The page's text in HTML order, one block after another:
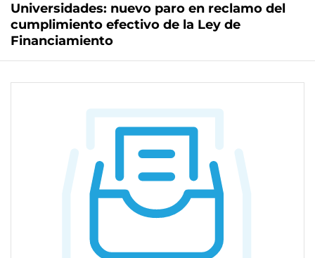
Universidades: nuevo paro en reclamo del
cumplimiento efectivo de la Ley de
Financiamiento